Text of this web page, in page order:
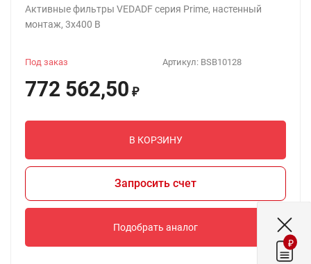
Активные фильтры VEDADF серия Prime, настенный
монтаж, 3х400 В
Артикул: BSB10128
Под заказ
772 562,50 ₽
В КОРЗИНУ
Запросить счет
Подобрать аналог
₽